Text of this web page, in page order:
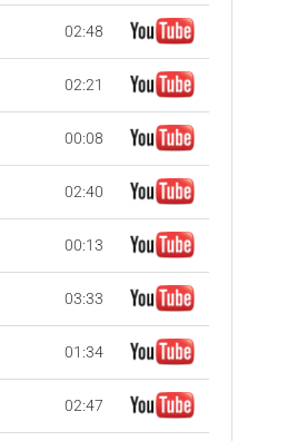
02:48
02:21
00:08
02:40
00:13
03:33
01:34
02:47